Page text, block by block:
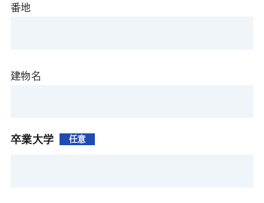
番地
建物名
卒業大学 任意